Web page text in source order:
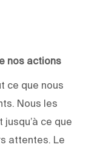
nos actions
ce que nous
Nous les
ce que
attentes. Le